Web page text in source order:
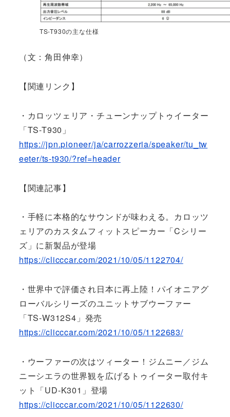
TS-T930の主な仕様
（文：角田伸幸）
【関連リンク】
・カロッツェリア・チューンナップトゥイーター
「TS-T930」
https://jpn.pioneer/ja/carrozzeria/speaker/tu_tw
eeter/ts-t930/?ref=header
【関連記事】
・手軽に本格的なサウンドが味わえる。カロッツ
ェリアのカスタムフィットスピーカー「Cシリー
ズ」に新製品が登場
https://clicccar.com/2021/10/05/1122704/
・世界中で評価され日本に再上陸！パイオニアグ
ローバルシリーズのユニットサブウーファー
「TS-W312S4」発売
https://clicccar.com/2021/10/05/1122683/
・ウーファーの次はツィーター！ジムニー／ジム
ニーシエラの世界観を広げるトゥイーター取付キ
ット「UD-K301」登場
https://clicccar.com/2021/10/05/1122630/